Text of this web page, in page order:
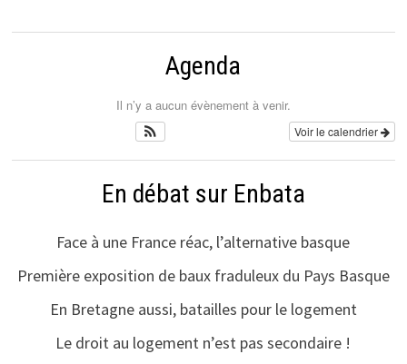
Agenda
Il n’y a aucun évènement à venir.
Voir le calendrier
En débat sur Enbata
Face à une France réac, l’alternative basque
Première exposition de baux fraduleux du Pays Basque
En Bretagne aussi, batailles pour le logement
Le droit au logement n’est pas secondaire !